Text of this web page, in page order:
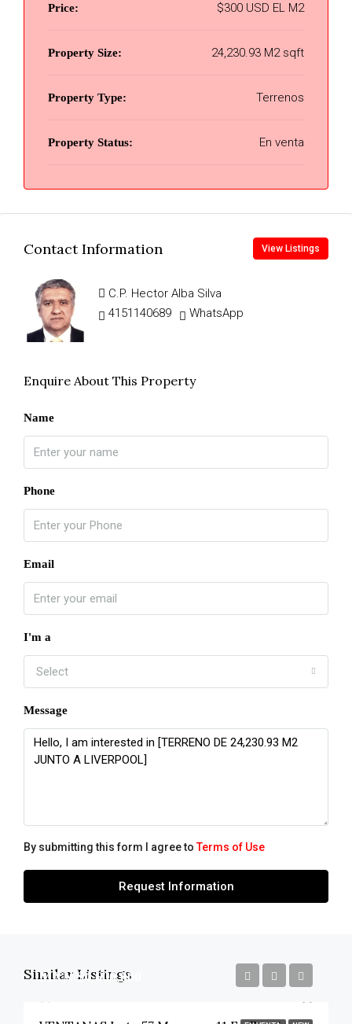
Price: $300 USD EL M2
Property Size: 24,230.93 M2 sqft
Property Type: Terrenos
Property Status: En venta
Contact Information View Listings
C.P. Hector Alba Silva
4151140689
WhatsApp
Enquire About This Property
Name
Phone
Email
I'm a
Select
Message
By submitting this form I agree toTerms of Use
Request Information
Similar Listings
MXN $4,600,000